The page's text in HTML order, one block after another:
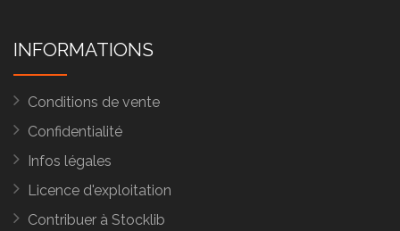
INFORMATIONS
Conditions de vente
Confidentialité
Infos légales
Licence d'exploitation
Contribuer à Stocklib